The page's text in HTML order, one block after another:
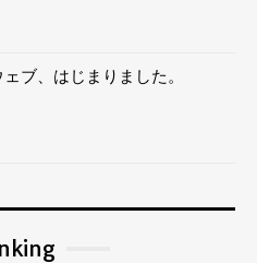
ブ、はじまりました。